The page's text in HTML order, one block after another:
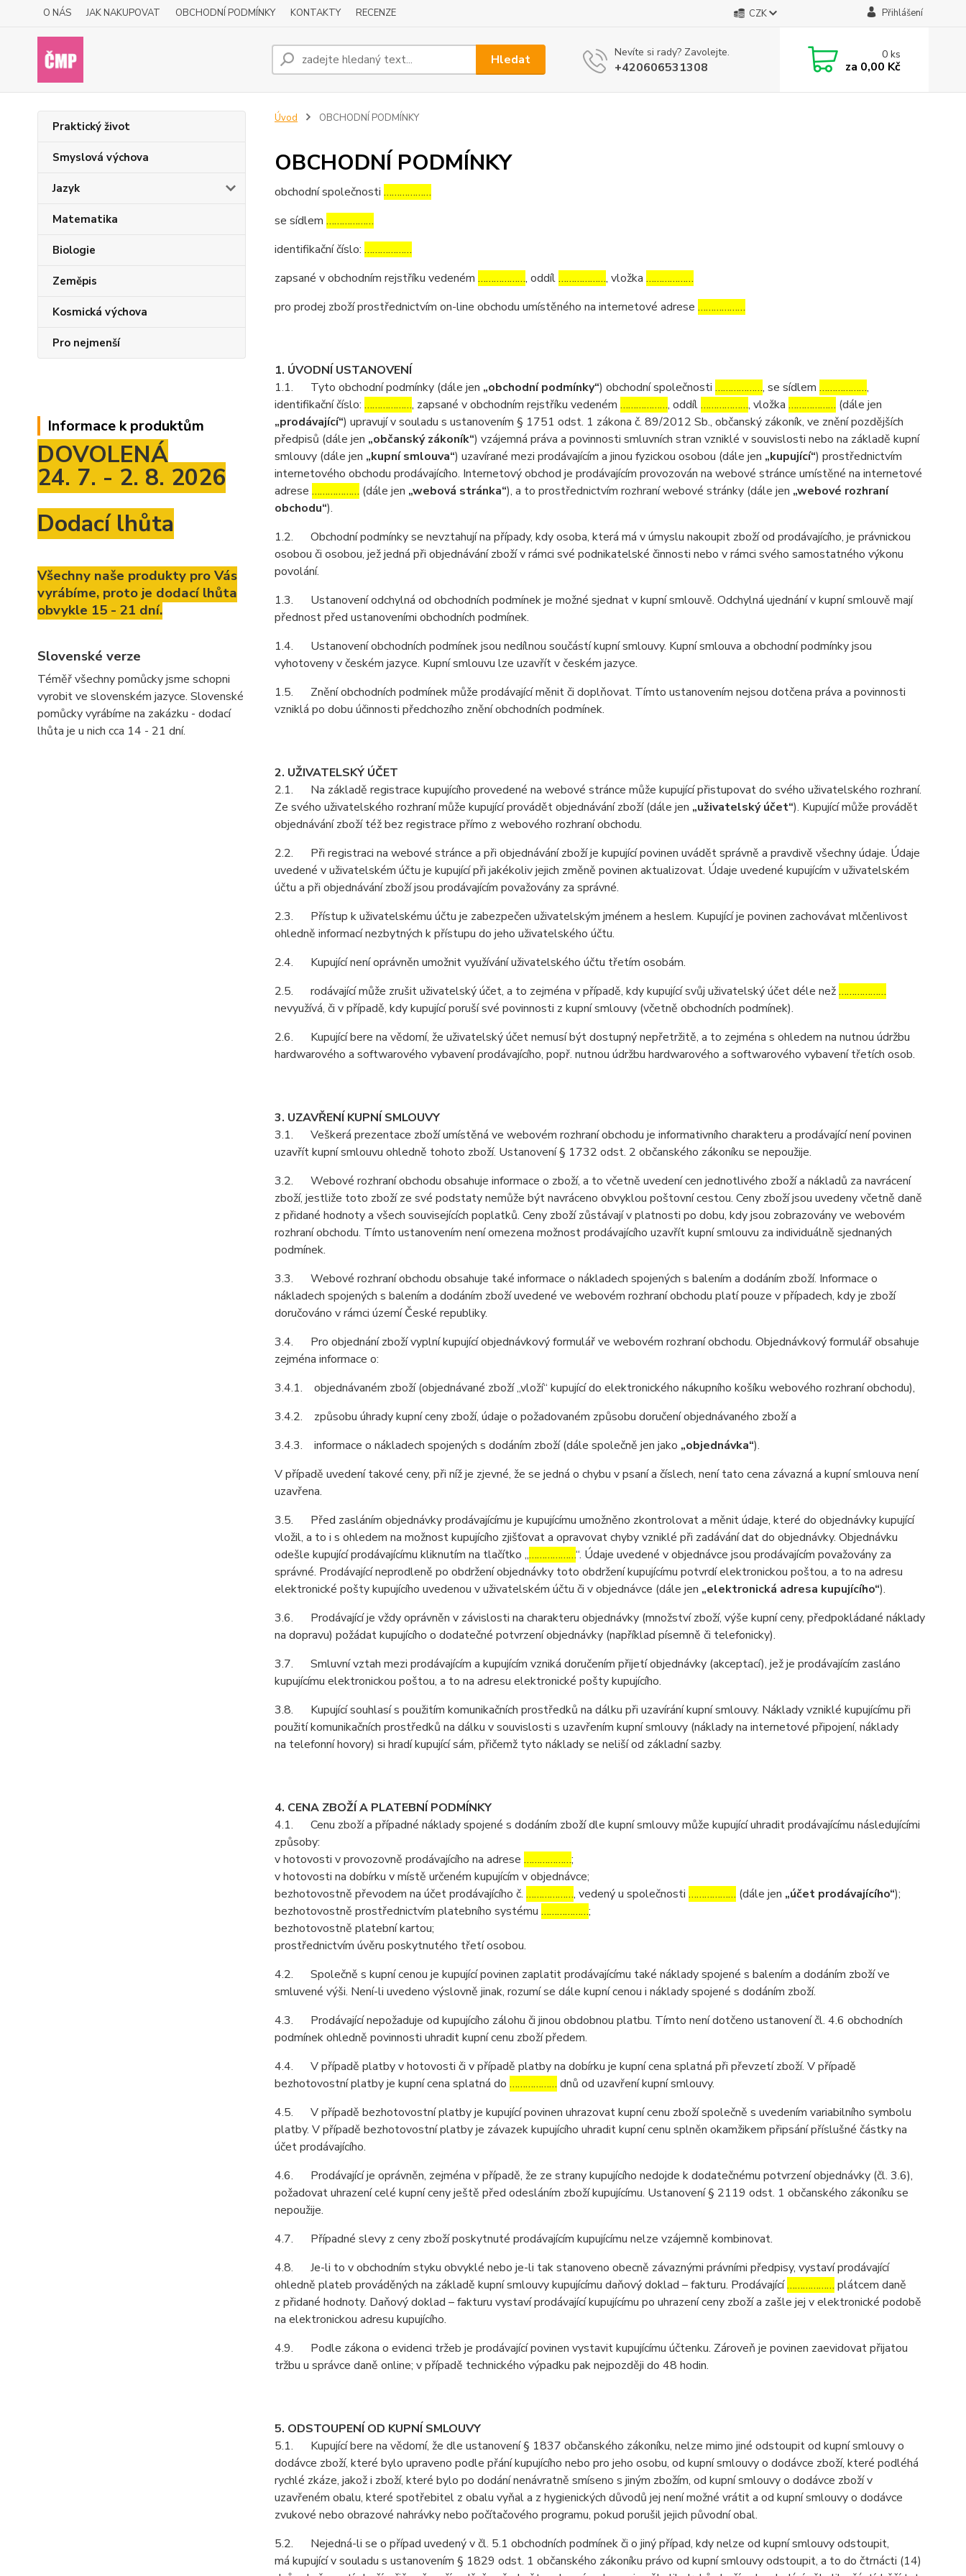
O NÁS JAK NAKUPOVAT OBCHODNÍ PODMÍNKY KONTAKTY RECENZE CZK Přihlášení
Hledat Nevíte si rady? Zavolejte.
+420606531308
0ks
za 0,00 Kč
Praktický život
Smyslová výchova
Jazyk
Matematika
Biologie
Zeměpis
Kosmická výchova
Pro nejmenší
Informace k produktům
DOVOLENÁ
24. 7. - 2. 8. 2026
Dodací lhůta
Všechny naše produkty pro Vás
vyrábíme, proto je dodací lhůta
obvykle 15 - 21 dní.
Slovenské verze
Téměř všechny pomůcky jsme schopni
vyrobit ve slovenském jazyce. Slovenské
pomůcky vyrábíme na zakázku - dodací
lhůta je u nich cca 14 - 21 dní.
Úvod OBCHODNÍ PODMÍNKY
OBCHODNÍ PODMÍNKY
obchodní společnosti ………………
se sídlem ………………
identifikační číslo: ………………
zapsané v obchodním rejstříku vedeném ………………, oddíl………………, vložka ………………
pro prodej zboží prostřednictvím on-line obchodu umístěného na internetové adrese ………………
1. ÚVODNÍ USTANOVENÍ
1.1. Tyto obchodní podmínky (dále jen „obchodní podmínky“) obchodní společnosti ………………, se sídlem ………………,
identifikační číslo: ………………, zapsané v obchodním rejstříku vedeném ………………, oddíl………………, vložka ……………… (dále jen
„prodávající“) upravují v souladu s ustanovením § 1751 odst. 1 zákona č. 89/2012 Sb., občanský zákoník, ve znění pozdějších
předpisů (dále jen „občanský zákoník“) vzájemná práva a povinnosti smluvních stran vzniklé v souvislosti nebo na základě kupní
smlouvy (dále jen „kupní smlouva“) uzavírané mezi prodávajícím a jinou fyzickou osobou (dále jen „kupující“) prostřednictvím
internetového obchodu prodávajícího. Internetový obchod je prodávajícím provozován na webové stránce umístěné na internetové
adrese ……………… (dále jen „webová stránka“), a to prostřednictvím rozhraní webové stránky (dále jen „webové rozhraní
obchodu“).
1.2. Obchodní podmínky se nevztahují na případy, kdy osoba, která má v úmyslu nakoupit zboží od prodávajícího, je právnickou
osobou či osobou, jež jedná při objednávání zboží v rámci své podnikatelské činnosti nebo v rámci svého samostatného výkonu
povolání.
1.3. Ustanovení odchylná od obchodních podmínek je možné sjednat v kupní smlouvě. Odchylná ujednání v kupní smlouvě mají
přednost před ustanoveními obchodních podmínek.
1.4. Ustanovení obchodních podmínek jsou nedílnou součástí kupní smlouvy. Kupní smlouva a obchodní podmínky jsou
vyhotoveny v českém jazyce. Kupní smlouvu lze uzavřít v českém jazyce.
1.5. Znění obchodních podmínek může prodávající měnit či doplňovat. Tímto ustanovením nejsou dotčena práva a povinnosti
vzniklá po dobu účinnosti předchozího znění obchodních podmínek.
2. UŽIVATELSKÝ ÚČET
2.1. Na základě registrace kupujícího provedené na webové stránce může kupující přistupovat do svého uživatelského rozhraní.
Ze svého uživatelského rozhraní může kupující provádět objednávání zboží (dále jen „uživatelský účet“). Kupující může provádět
objednávání zboží též bez registrace přímo z webového rozhraní obchodu.
2.2. Při registraci na webové stránce a při objednávání zboží je kupující povinen uvádět správně a pravdivě všechny údaje. Údaje
uvedené v uživatelském účtu je kupující při jakékoliv jejich změně povinen aktualizovat. Údaje uvedené kupujícím v uživatelském
účtu a při objednávání zboží jsou prodávajícím považovány za správné.
2.3. Přístup k uživatelskému účtu je zabezpečen uživatelským jménem a heslem. Kupující je povinen zachovávat mlčenlivost
ohledně informací nezbytných k přístupu do jeho uživatelského účtu.
2.4. Kupující není oprávněn umožnit využívání uživatelského účtu třetím osobám.
2.5. rodávající může zrušit uživatelský účet, a to zejména v případě, kdy kupující svůj uživatelský účet déle než………………
nevyužívá, či v případě, kdy kupující poruší své povinnosti z kupní smlouvy (včetně obchodních podmínek).
2.6. Kupující bere na vědomí, že uživatelský účet nemusí být dostupný nepřetržitě, a to zejména s ohledem na nutnou údržbu
hardwarového a softwarového vybavení prodávajícího, popř. nutnou údržbu hardwarového a softwarového vybavení třetích osob.
3. UZAVŘENÍ KUPNÍ SMLOUVY
3.1. Veškerá prezentace zboží umístěná ve webovém rozhraní obchodu je informativního charakteru a prodávající není povinen
uzavřít kupní smlouvu ohledně tohoto zboží. Ustanovení § 1732 odst. 2 občanského zákoníku se nepoužije.
3.2. Webové rozhraní obchodu obsahuje informace o zboží, a to včetně uvedení cen jednotlivého zboží a nákladů za navrácení
zboží, jestliže toto zboží ze své podstaty nemůže být navráceno obvyklou poštovní cestou. Ceny zboží jsou uvedeny včetně daně
z přidané hodnoty a všech souvisejících poplatků. Ceny zboží zůstávají v platnosti po dobu, kdy jsou zobrazovány ve webovém
rozhraní obchodu. Tímto ustanovením není omezena možnost prodávajícího uzavřít kupní smlouvu za individuálně sjednaných
podmínek.
3.3. Webové rozhraní obchodu obsahuje také informace o nákladech spojených s balením a dodáním zboží. Informace o
nákladech spojených s balením a dodáním zboží uvedené ve webovém rozhraní obchodu platí pouze v případech, kdy je zboží
doručováno v rámci území České republiky.
3.4. Pro objednání zboží vyplní kupující objednávkový formulář ve webovém rozhraní obchodu. Objednávkový formulář obsahuje
zejména informace o:
3.4.1. objednávaném zboží (objednávané zboží „vloží“ kupující do elektronického nákupního košíku webového rozhraní obchodu),
3.4.2. způsobu úhrady kupní ceny zboží, údaje o požadovaném způsobu doručení objednávaného zboží a
3.4.3. informace o nákladech spojených s dodáním zboží (dále společně jen jako „objednávka“).
V případě uvedení takové ceny, při níž je zjevné, že se jedná o chybu v psaní a číslech, není tato cena závazná a kupní smlouva není
uzavřena.
3.5. Před zasláním objednávky prodávajícímu je kupujícímu umožněno zkontrolovat a měnit údaje, které do objednávky kupující
vložil, a to i s ohledem na možnost kupujícího zjišťovat a opravovat chyby vzniklé při zadávání dat do objednávky. Objednávku
odešle kupující prodávajícímu kliknutím na tlačítko „………………“. Údaje uvedené v objednávce jsou prodávajícím považovány za
správné. Prodávající neprodleně po obdržení objednávky toto obdržení kupujícímu potvrdí elektronickou poštou, a to na adresu
elektronické pošty kupujícího uvedenou v uživatelském účtu či v objednávce (dále jen „elektronická adresa kupujícího“).
3.6. Prodávající je vždy oprávněn v závislosti na charakteru objednávky (množství zboží, výše kupní ceny, předpokládané náklady
na dopravu) požádat kupujícího o dodatečné potvrzení objednávky (například písemně či telefonicky).
3.7. Smluvní vztah mezi prodávajícím a kupujícím vzniká doručením přijetí objednávky (akceptací), jež je prodávajícím zasláno
kupujícímu elektronickou poštou, a to na adresu elektronické pošty kupujícího.
3.8. Kupující souhlasí s použitím komunikačních prostředků na dálku při uzavírání kupní smlouvy. Náklady vzniklé kupujícímu při
použití komunikačních prostředků na dálku v souvislosti s uzavřením kupní smlouvy (náklady na internetové připojení, náklady
na telefonní hovory) si hradí kupující sám, přičemž tyto náklady se neliší od základní sazby.
4. CENA ZBOŽÍ A PLATEBNÍ PODMÍNKY
4.1. Cenu zboží a případné náklady spojené s dodáním zboží dle kupní smlouvy může kupující uhradit prodávajícímu následujícími
způsoby:
v hotovosti v provozovně prodávajícího na adrese ………………;
v hotovosti na dobírku v místě určeném kupujícím v objednávce;
bezhotovostně převodem na účet prodávajícího č. ………………, vedený u společnosti ……………… (dále jen „účet prodávajícího“);
bezhotovostně prostřednictvím platebního systému ………………;
bezhotovostně platební kartou;
prostřednictvím úvěru poskytnutého třetí osobou.
4.2. Společně s kupní cenou je kupující povinen zaplatit prodávajícímu také náklady spojené s balením a dodáním zboží ve
smluvené výši. Není-li uvedeno výslovně jinak, rozumí se dále kupní cenou i náklady spojené s dodáním zboží.
4.3. Prodávající nepožaduje od kupujícího zálohu či jinou obdobnou platbu. Tímto není dotčeno ustanovení čl. 4.6 obchodních
podmínek ohledně povinnosti uhradit kupní cenu zboží předem.
4.4. V případě platby v hotovosti či v případě platby na dobírku je kupní cena splatná při převzetí zboží. V případě
bezhotovostní platby je kupní cena splatná do ……………… dnů od uzavření kupní smlouvy.
4.5. V případě bezhotovostní platby je kupující povinen uhrazovat kupní cenu zboží společně s uvedením variabilního symbolu
platby. V případě bezhotovostní platby je závazek kupujícího uhradit kupní cenu splněn okamžikem připsání příslušné částky na
účet prodávajícího.
4.6. Prodávající je oprávněn, zejména v případě, že ze strany kupujícího nedojde k dodatečnému potvrzení objednávky (čl. 3.6),
požadovat uhrazení celé kupní ceny ještě před odesláním zboží kupujícímu. Ustanovení § 2119 odst. 1 občanského zákoníku se
nepoužije.
4.7. Případné slevy z ceny zboží poskytnuté prodávajícím kupujícímu nelze vzájemně kombinovat.
4.8. Je-li to v obchodním styku obvyklé nebo je-li tak stanoveno obecně závaznými právními předpisy, vystaví prodávající
ohledně plateb prováděných na základě kupní smlouvy kupujícímu daňový doklad – fakturu. Prodávající……………… plátcem daně
z přidané hodnoty. Daňový doklad – fakturu vystaví prodávající kupujícímu po uhrazení ceny zboží a zašle jej v elektronické podobě
na elektronickou adresu kupujícího.
4.9. Podle zákona o evidenci tržeb je prodávající povinen vystavit kupujícímu účtenku. Zároveň je povinen zaevidovat přijatou
tržbu u správce daně online; v případě technického výpadku pak nejpozději do 48 hodin.
5. ODSTOUPENÍ OD KUPNÍ SMLOUVY
5.1. Kupující bere na vědomí, že dle ustanovení § 1837 občanského zákoníku, nelze mimo jiné odstoupit od kupní smlouvy o
dodávce zboží, které bylo upraveno podle přání kupujícího nebo pro jeho osobu, od kupní smlouvy o dodávce zboží, které podléhá
rychlé zkáze, jakož i zboží, které bylo po dodání nenávratně smíseno s jiným zbožím, od kupní smlouvy o dodávce zboží v
uzavřeném obalu, které spotřebitel z obalu vyňal a z hygienických důvodů jej není možné vrátit a od kupní smlouvy o dodávce
zvukové nebo obrazové nahrávky nebo počítačového programu, pokud porušil jejich původní obal.
5.2. Nejedná-li se o případ uvedený v čl. 5.1 obchodních podmínek či o jiný případ, kdy nelze od kupní smlouvy odstoupit,
má kupující v souladu s ustanovením § 1829 odst. 1 občanského zákoníku právo od kupní smlouvy odstoupit, a to do čtrnácti (14)